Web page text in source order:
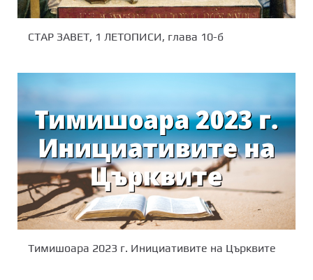
СТАР ЗАВЕТ, 1 ЛЕТОПИСИ, глава 10-б
Тимишоара 2023 г. Инициативите на Църквите